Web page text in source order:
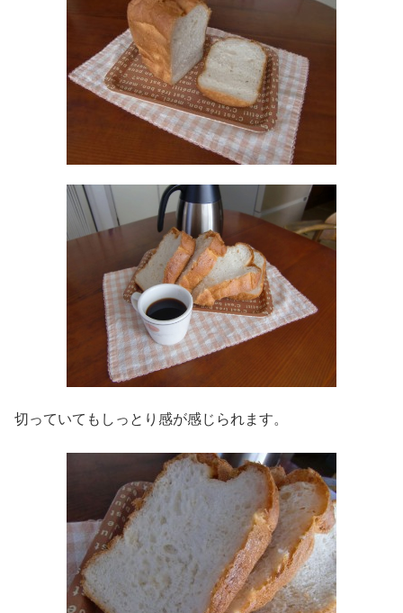
切っていてもしっとり感が感じられます。